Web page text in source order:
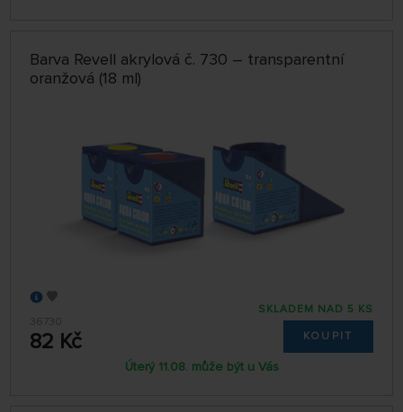
Barva Revell akrylová č. 730 – transparentní
oranžová (18 ml)
36730
82 Kč
SKLADEM NAD 5 KS
KOUPIT
Úterý 11.08. může být u Vás